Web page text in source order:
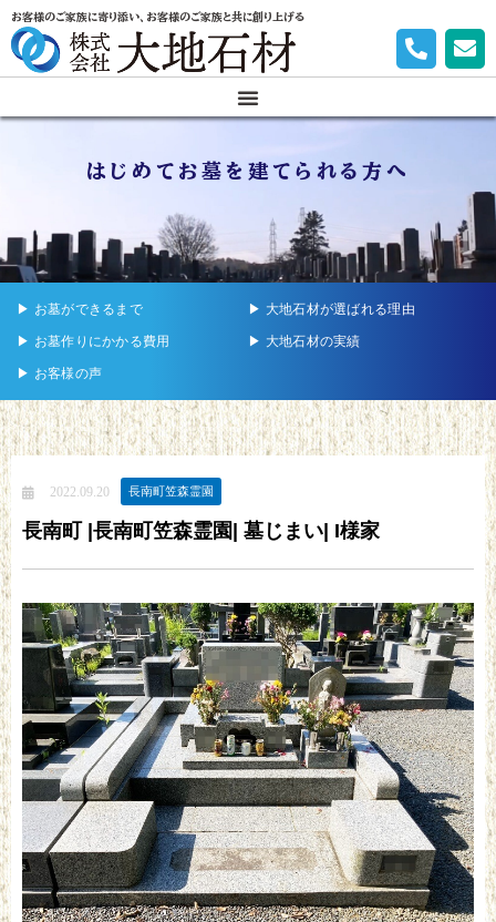
お客様のご家族に寄り添い、お客様のご家族と共に創り上げる
はじめてお墓を建てられる方へ
▶︎ お墓ができるまで ▶︎ 大地石材が選ばれる理由
▶︎ お墓作りにかかる費用 ▶︎ 大地石材の実績
▶︎ お客様の声
2022.09.20 長南町笠森霊園
長南町 |長南町笠森霊園| 墓じまい| I様家